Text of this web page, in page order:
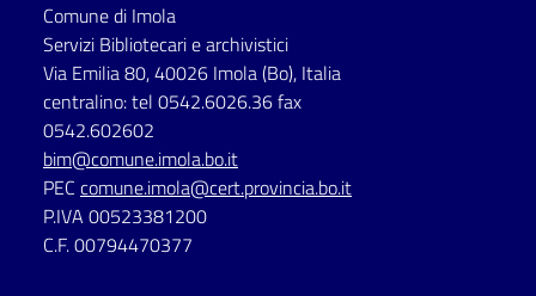
lettura
Seguici
su
Comune di Imola
Servizi Bibliotecari e archivistici
Via Emilia 80, 40026 Imola (Bo), Italia
centralino: tel 0542.6026.36 fax
0542.602602
bim@comune.imola.bo.it
PEC comune.imola@cert.provincia.bo.it
P.IVA 00523381200
C.F. 00794470377